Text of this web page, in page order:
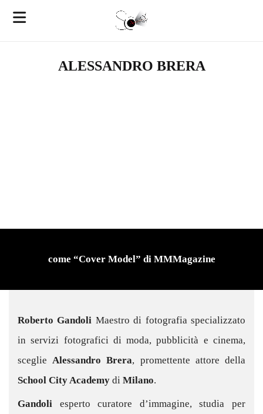
ALESSANDRO BRERA
come “Cover Model” di MMMagazine
Roberto Gandoli Maestro di fotografia specializzato
in servizi fotografici di moda, pubblicità e cinema,
sceglieAlessandro Brera, promettente attore della
School City Academy di Milano.
Gandoli esperto curatore d’immagine, studia per